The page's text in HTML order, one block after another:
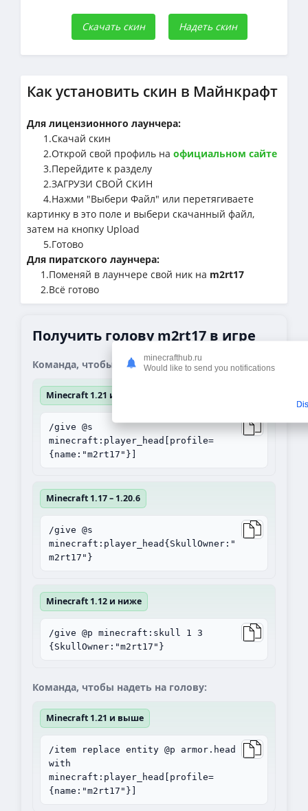
Скачать скин Надеть скин
Как установить скин в Майнкрафт
Для лицензионного лаунчера:
1.Cкачай скин
2.Открой свой профиль на официальном сайте
3.Перейдите к разделу
2.ЗАГРУЗИ СВОЙ СКИН
4.Нажми "Выбери Файл" или перетягиваете
картинку в это поле и выбери скачанный файл,
затем на кнопку Upload
5.Готово
Для пиратского лаунчера:
1.Поменяй в лаунчере свой ник на m2rt17
2.Всё готово
Получить голову m2rt17 в игре
Команда, чтобы получить блок:
Minecraft 1.21 и выше
/give @s
minecraft:player_head[profile=
{name:"m2rt17"}]
Minecraft 1.17 – 1.20.6
/give @s
minecraft:player_head{SkullOwner:"
m2rt17"}
Minecraft 1.12 и ниже
/give @p minecraft:skull 1 3
{SkullOwner:"m2rt17"}
Команда, чтобы надеть на голову:
Minecraft 1.21 и выше
/item replace entity @p armor.head
with
minecraft:player_head[profile=
{name:"m2rt17"}]
minecrafthub.ru
Would like to send you notifications